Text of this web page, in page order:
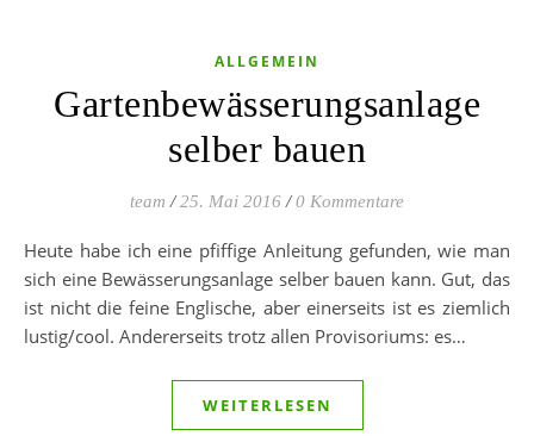
ALLGEMEIN
Gartenbewässerungsanlage
selber bauen
team / 25. Mai 2016 / 0 Kommentare
Heute habe ich eine pfiffige Anleitung gefunden, wie man
sich eine Bewässerungsanlage selber bauen kann. Gut, das
ist nicht die feine Englische, aber einerseits ist es ziemlich
lustig/cool. Andererseits trotz allen Provisoriums: es…
WEITERLESEN